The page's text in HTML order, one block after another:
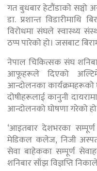
गत बुधबार हेटौंडाको सञ्चो
डा. प्रशान्त
विरोधमा संघले स्वास्थ्य
ठप्प पारेको हो। जसबाट
नेपाल चिकित्सक संघ
आफूहरूले दिएको
आन्दोलनका कार्यक्रमहरूको
दोषीहरूलाई कानुनी
आन्दोलनको घोषणा गरेको
‘आइतबार देशभरका
मेडिकल कलेज, निजी
सेवा बाहेकका सम्पूर्ण
शनिबार साँझ विज्ञप्ति